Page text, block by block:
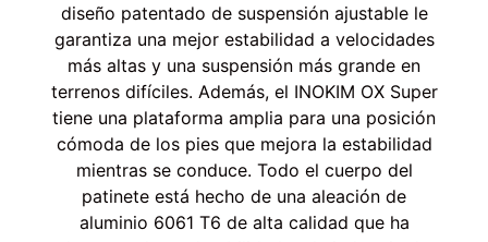
diseño patentado de suspensión ajustable le
garantiza una mejor estabilidad a velocidades
más altas y una suspensión más grande en
terrenos difíciles. Además, el INOKIM OX Super
tiene una plataforma amplia para una posición
cómoda de los pies que mejora la estabilidad
mientras se conduce. Todo el cuerpo del
patinete está hecho de una aleación de
aluminio 6061 T6 de alta calidad que ha